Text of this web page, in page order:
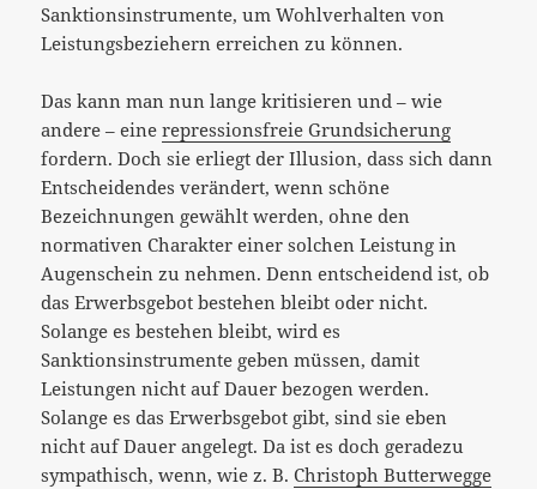
Sanktionsinstrumente, um Wohlverhalten von
Leistungsbeziehern erreichen zu können.
Das kann man nun lange kritisieren und – wie
andere – einerepressionsfreie Grundsicherung
fordern. Doch sie erliegt der Illusion, dass sich dann
Entscheidendes verändert, wenn schöne
Bezeichnungen gewählt werden, ohne den
normativen Charakter einer solchen Leistung in
Augenschein zu nehmen. Denn entscheidend ist, ob
das Erwerbsgebot bestehen bleibt oder nicht.
Solange es bestehen bleibt, wird es
Sanktionsinstrumente geben müssen, damit
Leistungen nicht auf Dauer bezogen werden.
Solange es das Erwerbsgebot gibt, sind sie eben
nicht auf Dauer angelegt. Da ist es doch geradezu
sympathisch, wenn, wie z. B.Christoph Butterwegge